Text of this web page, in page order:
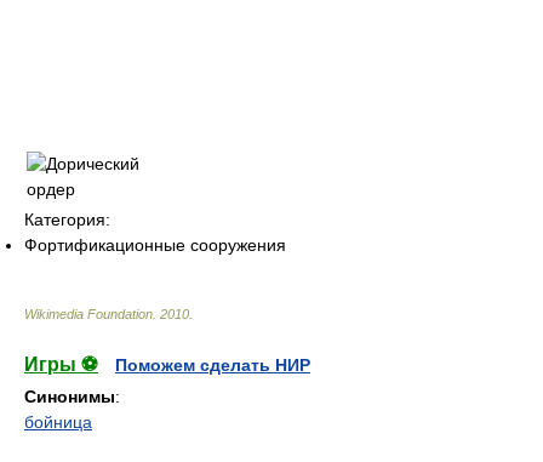
Категория:
Фортификационные сооружения
Wikimedia Foundation. 2010.
Игры ⚽
Поможем сделать НИР
Синонимы:
бойница